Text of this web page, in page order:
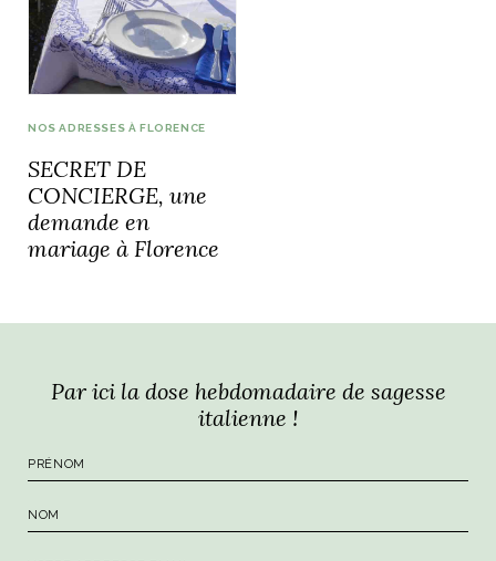
NOS ADRESSES À FLORENCE
SECRET DE
CONCIERGE, une
demande en
mariage à Florence
Par ici la dose hebdomadaire de sagesse
italienne !